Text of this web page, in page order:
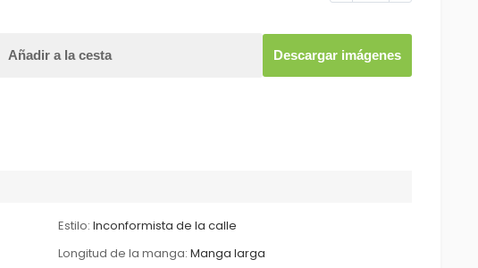
Añadir a la cesta Descargar imágenes
Estilo: Inconformista de la calle
Longitud de la manga: Manga larga